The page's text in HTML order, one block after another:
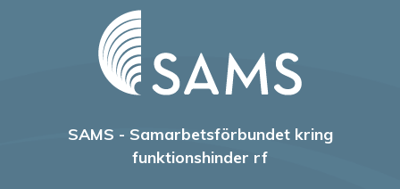
SAMS - Samarbetsförbundet kring
funktionshinder rf